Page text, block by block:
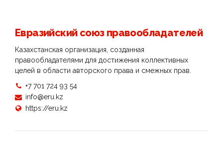
Евразийский союз правообладателей
Казахстанская организация, созданная
правообладателями для достижения коллективных
целей в области авторского права и смежных прав.
+7 701 724 93 54
info@eru.kz
https://eru.kz